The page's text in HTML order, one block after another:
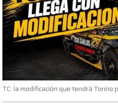
TC: la modificación que tendrá Torino